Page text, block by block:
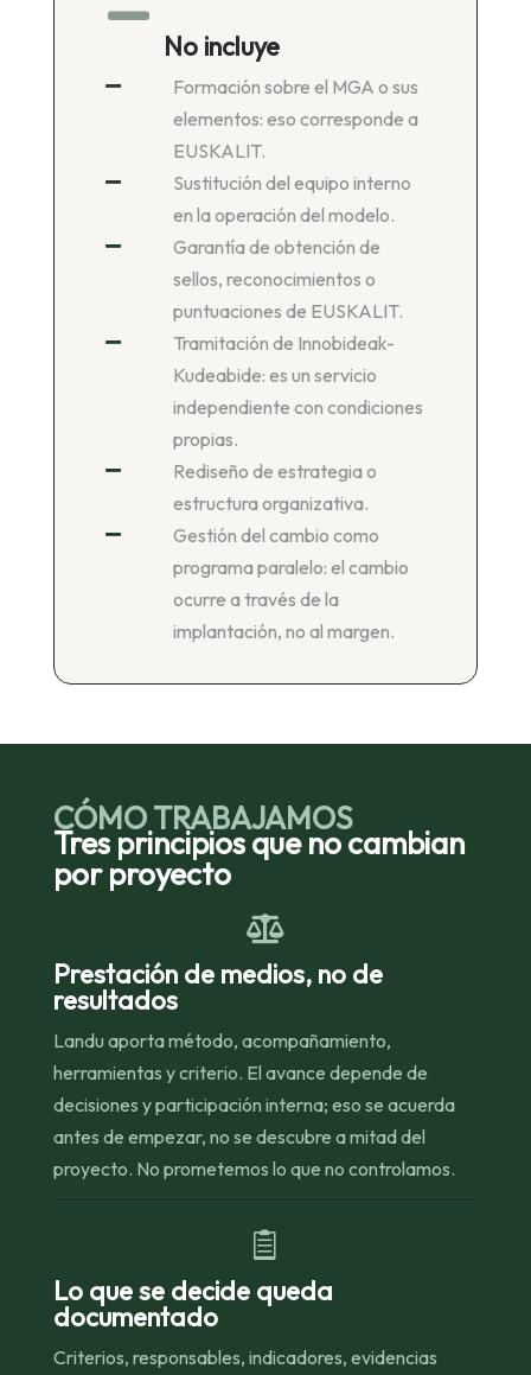

No incluye

Formación sobre el MGA o sus
elementos: eso corresponde a
EUSKALIT.

Sustitución del equipo interno
en la operación del modelo.

Garantía de obtención de
sellos, reconocimientos o
puntuaciones de EUSKALIT.

Tramitación de Innobideak-
Kudeabide: es un servicio
independiente con condiciones
propias.

Rediseño de estrategia o
estructura organizativa.

Gestión del cambio como
programa paralelo: el cambio
ocurre a través de la
implantación, no al margen.
CÓMO TRABAJAMOS
Tres principios que no cambian
por proyecto

Prestación de medios, no de
resultados
Landu aporta método, acompañamiento,
herramientas y criterio. El avance depende de
decisiones y participación interna; eso se acuerda
antes de empezar, no se descubre a mitad del
proyecto. No prometemos lo que no controlamos.

Lo que se decide queda
documentado
Criterios, responsables, indicadores, evidencias